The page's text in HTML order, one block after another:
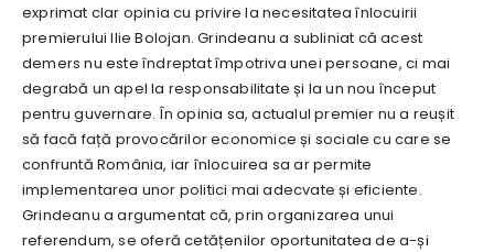
exprimat clar opinia cu privire la necesitatea înlocuirii
premierului Ilie Bolojan. Grindeanu a subliniat că acest
demers nu este îndreptat împotriva unei persoane, ci mai
degrabă un apel la responsabilitate și la un nou început
pentru guvernare. În opinia sa, actualul premier nu a reușit
să facă față provocărilor economice și sociale cu care se
confruntă România, iar înlocuirea sa ar permite
implementarea unor politici mai adecvate și eficiente.
Grindeanu a argumentat că, prin organizarea unui
referendum, se oferă cetățenilor oportunitatea de a-și